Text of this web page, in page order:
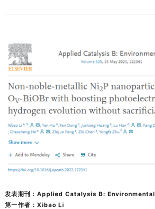
发表期刊：Applied Catalysis B: Environmental
第一作者 ：Xibao Li